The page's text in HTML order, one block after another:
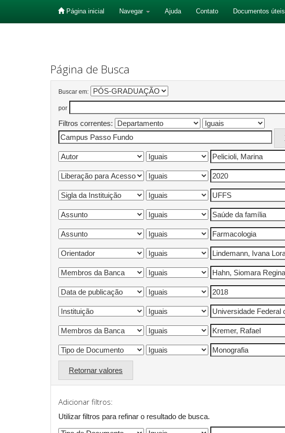
Página inicial Navegar Ajuda Contato Documentos úteis
Página de Busca
Buscar em:
por
Filtros correntes:
Retornar valores
Adicionar filtros:
Utilizar filtros para refinar o resultado de busca.